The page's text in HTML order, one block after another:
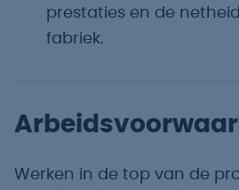
prestaties en de
fabriek.
Werken in de top van de